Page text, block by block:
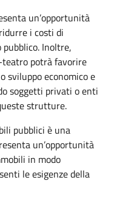
un’opportunità
i costi di
Inoltre,
teatro potrà favorire
sviluppo economico e
soggetti privati o enti
strutture.
pubblici è una
un’opportunità
in modo
le esigenze della